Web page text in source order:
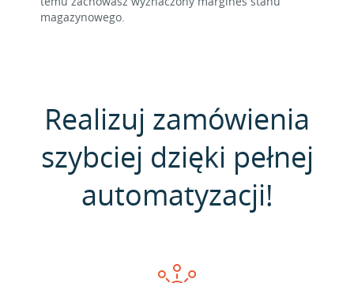
magazynowego.
Realizuj zamówienia
szybciej dzięki pełnej
automatyzacji!